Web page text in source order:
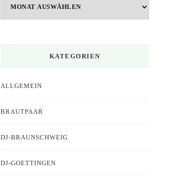
KATEGORIEN
ALLGEMEIN
BRAUTPAAR
DJ-BRAUNSCHWEIG
DJ-GOETTINGEN